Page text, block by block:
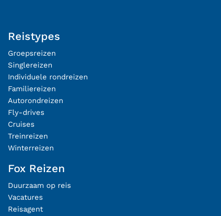
Reistypes
Groepsreizen
Singlereizen
Individuele rondreizen
Familiereizen
Autorondreizen
Fly-drives
Cruises
Treinreizen
Winterreizen
Fox Reizen
Duurzaam op reis
Vacatures
Reisagent